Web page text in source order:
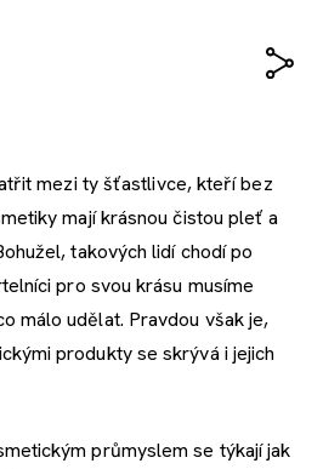
mezi ty šťastlivce, kteří bez
mají krásnou čistou pleť a
takových lidí chodí po
pro svou krásu musíme
málo udělat. Pravdou však je,
produkty se skrývá i jejich
průmyslem se týkají jak